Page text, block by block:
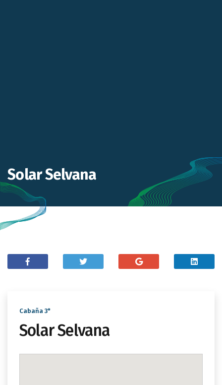
Solar Selvana
Cabaña 3*
Solar Selvana